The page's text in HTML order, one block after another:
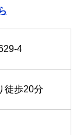
4
徒歩20分